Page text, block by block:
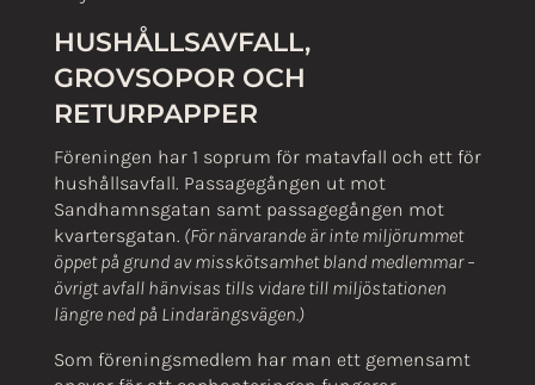
HUSHÅLLSAVFALL,
GROVSOPOR OCH
RETURPAPPER
Föreningen har 1 soprum för matavfall och ett för
hushållsavfall. Passagegången ut mot
Sandhamnsgatan samt passagegången mot
kvartersgatan. (För närvarande är inte miljörummet
öppet på grund av misskötsamhet bland medlemmar –
övrigt avfall hänvisas tills vidare till miljöstationen
längre ned på Lindarängsvägen.)
Som föreningsmedlem har man ett gemensamt